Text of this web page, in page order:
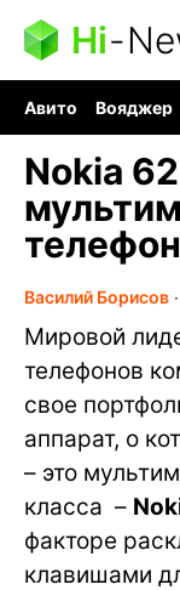
Hi-
Авито Вояджер
Nokia
Василий Борисов ∙
Мировой
телефонов
свое
аппарат, о
– это
класса –
факторе
клавишами